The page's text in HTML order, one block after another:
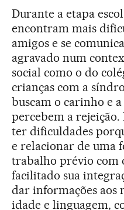
Durante a etapa
encontram mais
amigos e se
agravado num
social como o do
crianças com a
buscam o carinho e
percebem a
ter dificuldades
e relacionar de uma
trabalho prévio com
facilitado sua
dar informações aos
idade e linguagem,